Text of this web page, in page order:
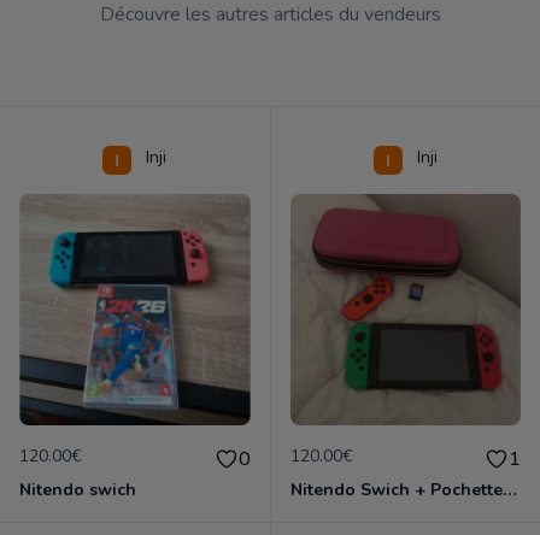
Découvre les autres articles du vendeurs
Inji
120.00€ 0
Nitendo swich
Inji
120.00€ 1
Nitendo Swich + Pochette de rangement + Sisters 1 + 1 joyco,